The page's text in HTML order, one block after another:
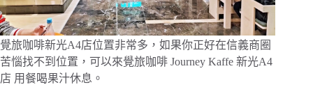
覺旅咖啡新光A4店位置非常多，如果你正好在信義商圈
苦惱找不到位置，可以來覺旅咖啡 Journey Kaffe 新光A4
店 用餐喝果汁休息。